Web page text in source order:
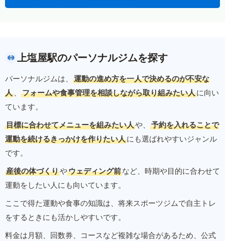
上塩屋駅のパーソナルジムを探す
パーソナルジムは、
運動の進め方を一人で決めるのが不安な
人 、 フォームや食事管理を相談しながら取り組みたい人に向い
ています。
目標に合わせてメニューを組みたい人や、
予約を入れることで
運動を続けるきっかけを作りたい人にも選ばれやすいジャンル
です。
産後の体づくりやウェディング前など、時期や目的に合わせて
運動をしたい人にも向いています。
ここで得た運動や食事の知識は、将来スポーツジムで自主トレ
をするときにも活かしやすいです。
料金は月額、回数券、コースなど複雑な場合があるため、公式